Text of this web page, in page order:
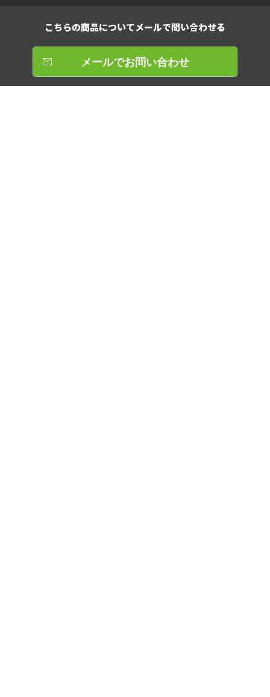
こちらの商品についてメールで問い合わせる
メールでお問い合わせ